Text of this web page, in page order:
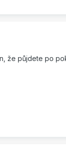
půjdete po